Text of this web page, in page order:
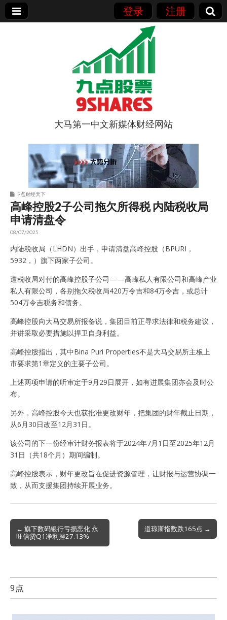
登录 注册
9点股票
大马第一中文新媒体财经网站
9点财经天下
高峰控股2子公司拖欠所得税 内陆税收局
申请清盘令
08/07/2025
内陆税收局（LHDN）出手，申请清盘高峰控股（BPURI，
5932，）旗下两家子公司。
遭税收局对付的高峰控股子公司——高峰私人有限公司和高峰产业
私人有限公司，各别拖欠税收局420万令吉和84万令吉，或总计
504万令吉税务和债务。
高峰控股向大马交易所报备说，集团目前正寻求法律和税务建议，
并讲采取必要措施以捍卫自身利益。
高峰控股指出，其中Bina Puri Properties不是大马交易所主板上
市要求第1章定义的主要子公司。
上述两项申请的听审定于9月29日展开，如有进展集团亦会及时公
布。
另外，高峰控股今天也获批准更改财年，把集团的财年截止日期，
从6月30日改至12月31日。
该公司的下一份经审计财务报表将于2024年7月1日至2025年12月
31日（共18个月）期间编制。
高峰控股表示，财年更改旨在促进资源管理，让财报与运营协调一
致，从而支援集团持续开展业务。
Post
navigation
← 旗下数码银行亏损恶化 永
旺信贷Q1净利挫27.13%
道琼斯指数跌165点 →
9点